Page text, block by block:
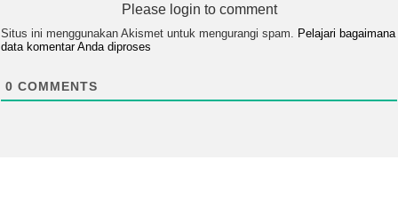
Please login to comment
Situs ini menggunakan Akismet untuk mengurangi spam.
Pelajari bagaimana
data komentar Anda diproses
0 COMMENTS